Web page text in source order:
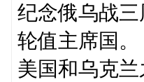
纪念俄乌战
轮值主席国
美国和乌克